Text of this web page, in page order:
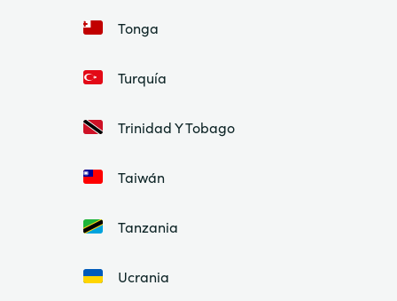
Tonga
Turquía
Trinidad Y Tobago
Taiwán
Tanzania
Ucrania